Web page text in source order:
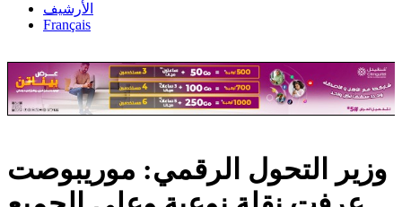
الأرشيف
Français
وزير التحول الرقمي: موريبوصت